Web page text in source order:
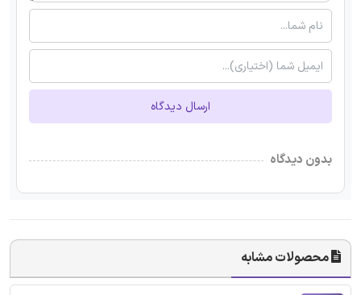
ارسال دیدگاه
بدون دیدگاه
محصولات مشابه